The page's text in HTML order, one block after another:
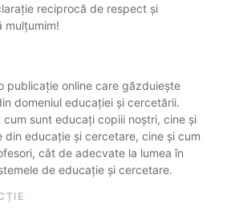
reciprocă de respect și
mulțumim!
publicație online care găzduiește
domeniul educației și cercetării.
cum sunt educați copiii noștri, cine și
din educație și cercetare, cine și cum
cât de adecvate la lumea în
de educație și cercetare.